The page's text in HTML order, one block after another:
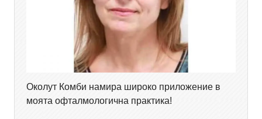
Околут Комби намира широко приложение в
моята офталмологична практика!